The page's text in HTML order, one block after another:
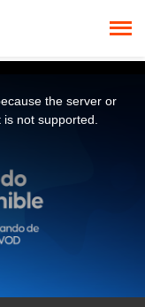
the server or
not supported.